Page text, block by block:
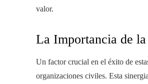
valor.
La Importancia de
Un factor crucial en el éxito de
organizaciones civiles. Esta